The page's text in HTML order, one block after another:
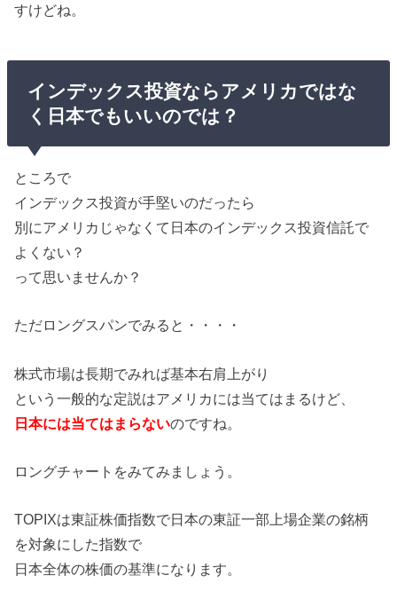
すけどね。
インデックス投資ならアメリカではな
く日本でもいいのでは？
ところで
インデックス投資が手堅いのだったら
別にアメリカじゃなくて日本のインデックス投資信託で
よくない？
って思いませんか？
ただロングスパンでみると・・・・
株式市場は長期でみれば基本右肩上がり
という一般的な定説はアメリカには当てはまるけど、
日本には当てはまらないのですね。
ロングチャートをみてみましょう。
TOPIXは東証株価指数で日本の東証一部上場企業の銘柄
を対象にした指数で
日本全体の株価の基準になります。